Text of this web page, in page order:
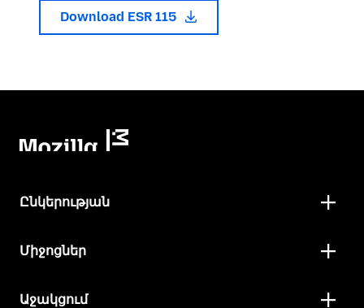
Download ESR 115
Ընկերության
Միջոցներ
Աջակցում